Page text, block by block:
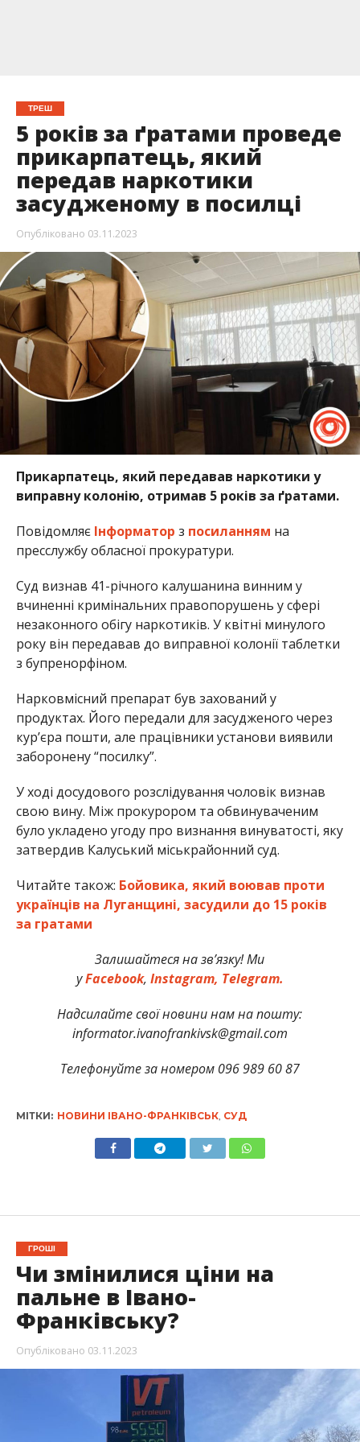
ТРЕШ
5 років за ґратами проведе
прикарпатець, який
передав наркотики
засудженому в посилці
Опубліковано 03.11.2023
Прикарпатець, який передавав наркотики у
виправну колонію, отримав 5 років за ґратами.
Повідомляє Інформатор з посиланням на
пресслужбу обласної прокуратури.
Суд визнав 41-річного калушанина винним у
вчиненні кримінальних правопорушень у сфері
незаконного обігу наркотиків. У квітні минулого
року він передавав до виправної колонії таблетки
з бупренорфіном.
Нарковмісний препарат був захований у
продуктах. Його передали для засудженого через
кур’єра пошти, але працівники установи виявили
заборонену “посилку”.
У ході досудового розслідування чоловік визнав
свою вину. Між прокурором та обвинуваченим
було укладено угоду про визнання винуватості, яку
затвердив Калуський міськрайонний суд.
Читайте також: Бойовика, який воював проти
українців на Луганщині, засудили до 15 років
за гратами
Залишайтеся на зв’язку! Ми
уFacebook, Instagram, Telegram.
Надсилайте свої новини нам на пошту:
informator.ivanofrankivsk@gmail.com
Телефонуйте за номером 096 989 60 87
МІТКИ: НОВИНИ ІВАНО-ФРАНКІВСЬК, СУД
ГРОШІ
Чи змінилися ціни на
пальне в Івано-
Франківську?
Опубліковано 03.11.2023